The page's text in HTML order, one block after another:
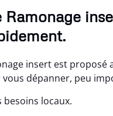
insert est proposé
dépanner, peu
besoins locaux.